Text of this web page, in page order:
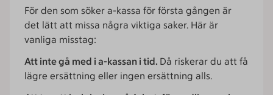
För den som söker a-kassa för första gången är
det lätt att missa några viktiga saker. Här är
vanliga misstag:
Att inte gå med i a-kassan i tid. Då riskerar du att få
lägre ersättning eller ingen ersättning alls.